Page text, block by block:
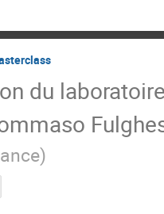
du
)